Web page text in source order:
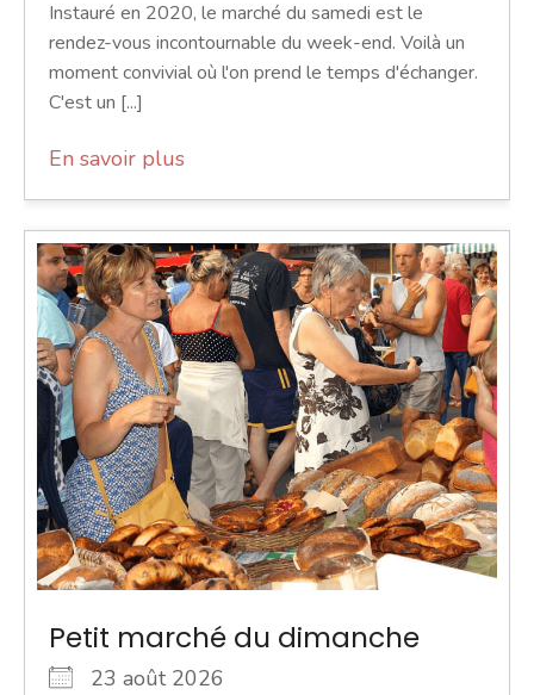
Instauré en 2020, le marché du samedi est le
rendez-vous incontournable du week-end. Voilà un
moment convivial où l'on prend le temps d'échanger.
C'est un [...]
En savoir plus
Petit marché du dimanche
23 août 2026